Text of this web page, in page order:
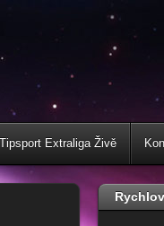
Tipsport Extraliga Živě